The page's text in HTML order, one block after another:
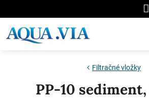
Filtračné vložky
PP-10